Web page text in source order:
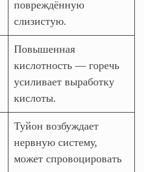
повреждённую
слизистую.
Повышенная
кислотность — горечь
усиливает выработку
кислоты.
Туйон возбуждает
нервную систему,
может спровоцировать